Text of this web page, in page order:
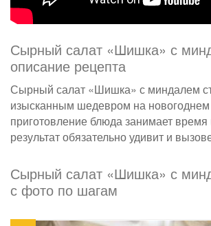
Сырный салат «Шишка» с
описание рецепта
Сырный салат «Шишка» с миндалем
изысканным шедевром на новогоднем
приготовление блюда занимает
результат обязательно удивит и
Сырный салат «Шишка» с
с фото по шагам